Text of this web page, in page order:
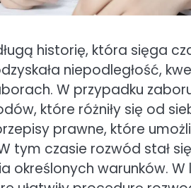
historię, która sięga
niepodległość,
W przypadku
które różniły się od
prawne, które
tym czasie rozwód stał
określonych warunków.